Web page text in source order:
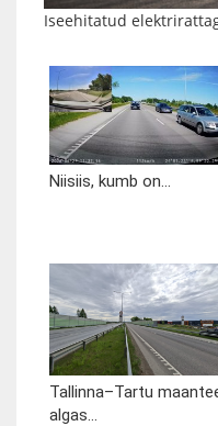
Iseehitatud
Niisiis, kumb on...
Tallinna–Tartu
algas...